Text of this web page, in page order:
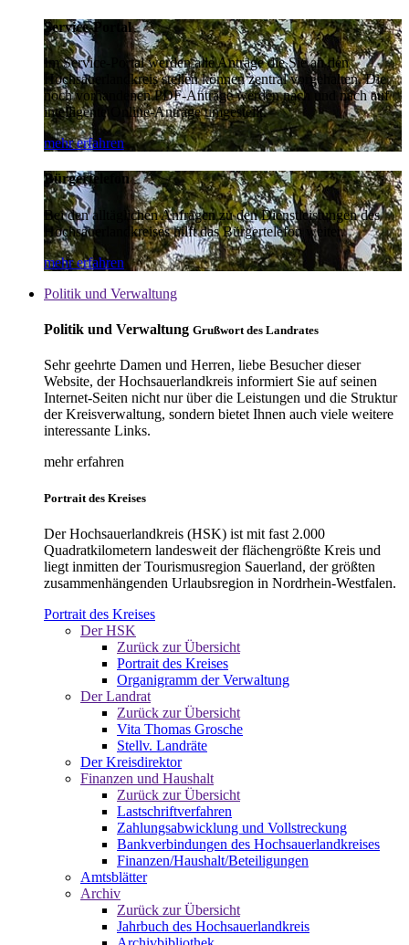
Service-Portal
Im Service-Portal werden alle Anträge die Sie an den
Hochsauerlandkreis stellen können zentral vorgehalten. Die
noch vorhandenen PDF-Anträge werden nach und nach auf
intelligente Online-Anträge umgestellt.
mehr erfahren
Bürgertelefon
Bei den alltäglichen Anfragen zu den Dienstleistungen des
Hochsauerlandkreises hilft das Bürgertelefon weiter.
mehr erfahren
Politik und Verwaltung
Politik und Verwaltung Grußwort des Landrates
Sehr geehrte Damen und Herren, liebe Besucher dieser
Website, der Hochsauerlandkreis informiert Sie auf seinen
Internet-Seiten nicht nur über die Leistungen und die Struktur
der Kreisverwaltung, sondern bietet Ihnen auch viele weitere
interessante Links.
mehr erfahren
Portrait des Kreises
Der Hochsauerlandkreis (HSK) ist mit fast 2.000
Quadratkilometern landesweit der flächengrößte Kreis und
liegt inmitten der Tourismusregion Sauerland, der größten
zusammenhängenden Urlaubsregion in Nordrhein-Westfalen.
Portrait des Kreises
Der HSK
Zurück zur Übersicht
Portrait des Kreises
Organigramm der Verwaltung
Der Landrat
Zurück zur Übersicht
Vita Thomas Grosche
Stellv. Landräte
Der Kreisdirektor
Finanzen und Haushalt
Zurück zur Übersicht
Lastschriftverfahren
Zahlungsabwicklung und Vollstreckung
Bankverbindungen des Hochsauerlandkreises
Finanzen/Haushalt/Beteiligungen
Amtsblätter
Archiv
Zurück zur Übersicht
Jahrbuch des Hochsauerlandkreis